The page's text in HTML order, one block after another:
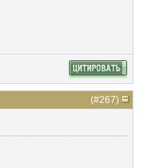
(#267)